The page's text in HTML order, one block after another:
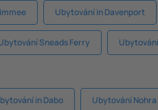
Ubytování in Davenport
Sneads Ferry
in Dabo Ubytování Nohra